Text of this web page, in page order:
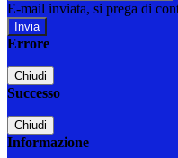
E-mail inviata, si prega di
Errore
Chiudi
Successo
Chiudi
Informazione